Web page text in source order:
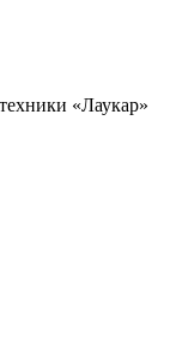
«Лаукар»